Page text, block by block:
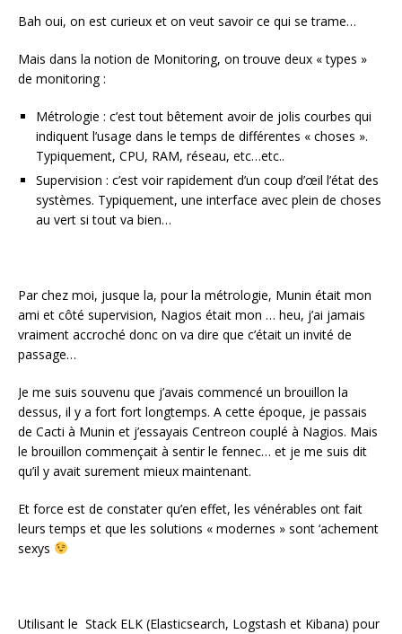
Bah oui, on est curieux et on veut savoir ce qui se trame…
Mais dans la notion de Monitoring, on trouve deux « types »
de monitoring :
Métrologie : c’est tout bêtement avoir de jolis courbes qui
indiquent l’usage dans le temps de différentes « choses ».
Typiquement, CPU, RAM, réseau, etc…etc..
Supervision : c’est voir rapidement d’un coup d’œil l’état des
systèmes. Typiquement, une interface avec plein de choses
au vert si tout va bien…
Par chez moi, jusque la, pour la métrologie, Munin était mon
ami et côté supervision, Nagios était mon … heu, j’ai jamais
vraiment accroché donc on va dire que c’était un invité de
passage…
Je me suis souvenu que j’avais commencé un brouillon la
dessus, il y a fort fort longtemps. A cette époque, je passais
de Cacti à Munin et j’essayais Centreon couplé à Nagios. Mais
le brouillon commençait à sentir le fennec… et je me suis dit
qu’il y avait surement mieux maintenant.
Et force est de constater qu’en effet, les vénérables ont fait
leurs temps et que les solutions « modernes » sont ‘achement
sexys
Utilisant le Stack ELK (Elasticsearch, Logstash et Kibana) pour